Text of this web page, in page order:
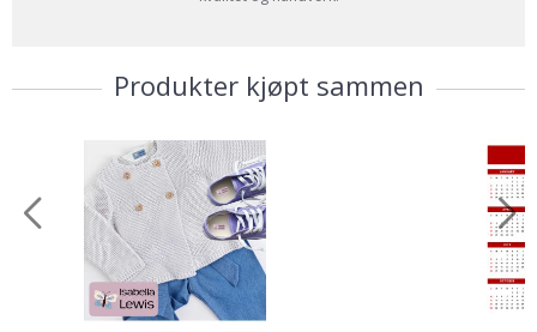
Produkter kjøpt sammen